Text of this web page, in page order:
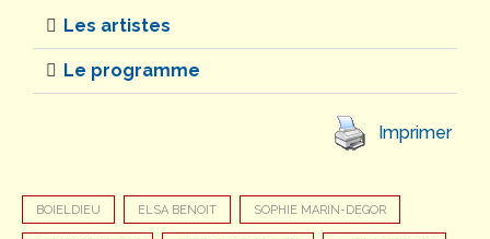
Les artistes
Le programme
Imprimer
BOIELDIEU ELSA BENOIT SOPHIE MARIN-DEGOR